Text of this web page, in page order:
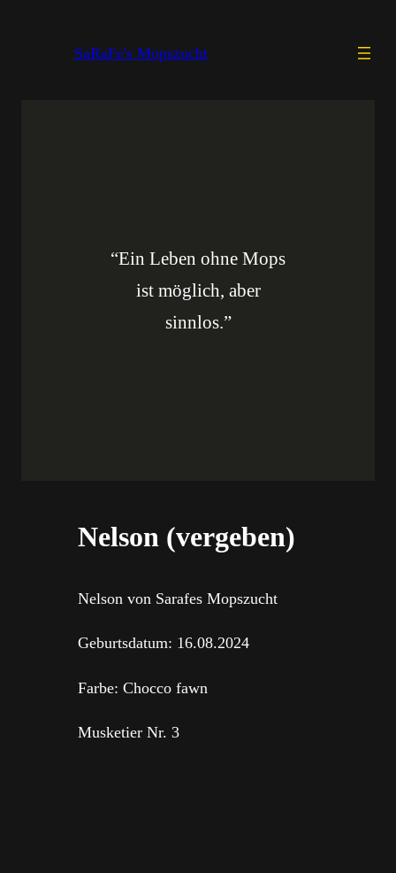
SaRaFe's Mopszucht
“Ein Leben ohne Mops
ist möglich, aber
sinnlos.”
Nelson (vergeben)
Nelson von Sarafes Mopszucht
Geburtsdatum: 16.08.2024
Farbe: Chocco fawn
Musketier Nr. 3